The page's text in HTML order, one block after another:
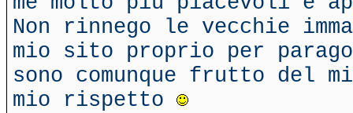
Non rinnego le vecchie
mio sito proprio per
sono comunque frutto del
mio rispetto